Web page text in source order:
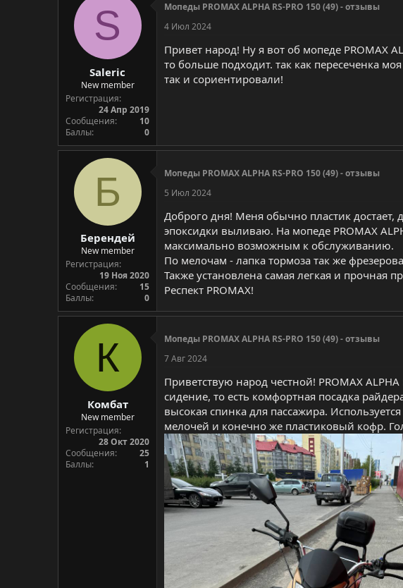
S
Saleric
New member
Регистрация
24 Апр 2019
Сообщения
10
Баллы
0
Мопеды PROMAX ALPHA RS-PRO 150 (49) - отзывы
4 Июл 2024
Привет народ! Ну я вот об мопеде PROMAX
то больше подходит. так как пересеченка
так и сориентировали!
Б
Берендей
New member
Регистрация
19 Ноя 2020
Сообщения
15
Баллы
0
Мопеды PROMAX ALPHA RS-PRO 150 (49) - отзывы
5 Июл 2024
Доброго дня! Меня обычно пластик достает,
эпоксидки выливаю. На мопеде PROMAX
максимально возможным к обслуживанию.
По мелочам - лапка тормоза так же
Также установлена самая легкая и прочная
Респект PROMAX!
К
Комбат
New member
Регистрация
28 Окт 2020
Сообщения
25
Баллы
1
Мопеды PROMAX ALPHA RS-PRO 150 (49) - отзывы
7 Авг 2024
Приветствую народ честной! PROMAX
сидение, то есть комфортная посадка
высокая спинка для пассажира.
мелочей и конечно же пластиковый кофр.